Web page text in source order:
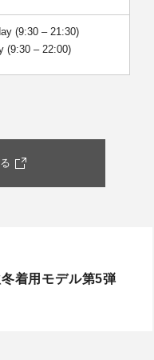
(9:30 – 21:30)
(9:30 – 22:00)
着用モデル第5弾